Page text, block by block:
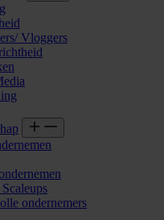
Vloggers
ondernemers